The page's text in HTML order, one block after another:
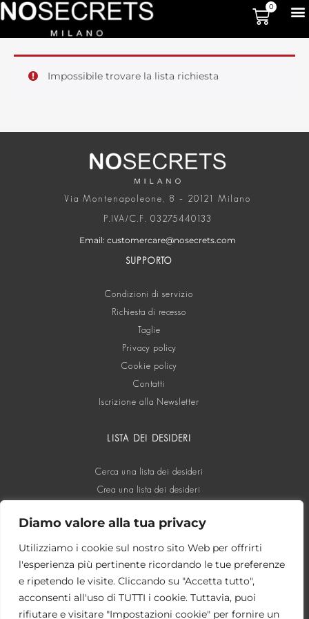
Diamo valore alla tua privacy
Utilizziamo i cookie sul nostro sito Web per offrirti
l'esperienza più pertinente ricordando le tue preferenze
e ripetendo le visite. Cliccando su "Accetta tutto",
acconsenti all'uso di TUTTI i cookie. Tuttavia, puoi
rifiutare e visitare "Impostazioni cookie" per fornire un
0
Impossibile trovare la lista richiesta
Via Montenapoleone, 8 – 20121 Milano
P.IVA/C.F. 03275440133
Email: customercare@nosecrets.com
SUPPORTO
Condizioni di servizio
Richiesta di recesso
Taglie
Privacy policy
Cookie policy
Contatti
Iscrizione alla Newsletter
LISTA DEI DESIDERI
Cerca una lista dei desideri
Crea una lista dei desideri
SOCIAL